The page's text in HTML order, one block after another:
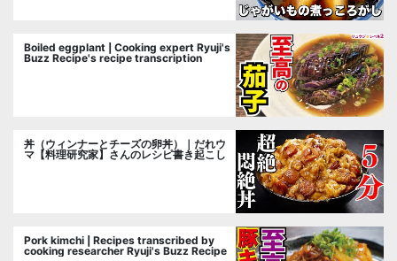
Boiled eggplant | Cooking expert Ryuji's
Buzz Recipe's recipe transcription
丼（ウィンナーとチーズの卵丼）｜だれウ
マ【料理研究家】さんのレシピ書き起こし
Pork kimchi | Recipes transcribed by
cooking researcher Ryuji's Buzz Recipe